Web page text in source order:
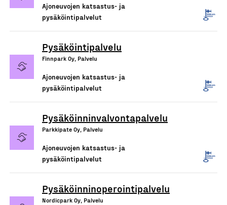
Ajoneuvojen katsastus- ja
pysäköintipalvelut
Pysäköintipalvelu
Finnpark Oy, Palvelu
Ajoneuvojen katsastus- ja
pysäköintipalvelut
Pysäköinninvalvontapalvelu
Parkkipate Oy, Palvelu
Ajoneuvojen katsastus- ja
pysäköintipalvelut
Pysäköinninoperointipalvelu
Nordicpark Oy, Palvelu